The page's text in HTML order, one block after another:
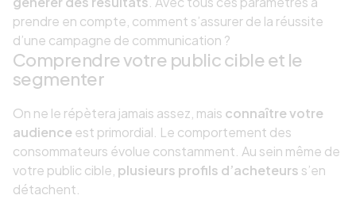
prendre en compte, comment s’assurer de la réussite
d’une campagne de communication ?
Comprendre votre public cible et le
segmenter
On ne le répètera jamais assez, mais connaître votre
audience est primordial. Le comportement des
consommateurs évolue constamment. Au sein même de
votre public cible, plusieurs profils d’acheteurs s’en
détachent.